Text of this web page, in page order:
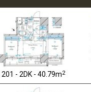
201 - 2DK - 40.79m2